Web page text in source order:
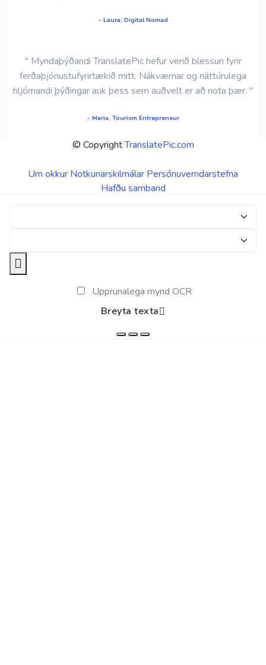
- Laura, Digital Nomad
" Myndaþýðandi TranslatePic hefur verið blessun fyrir
ferðaþjónustufyrirtækið mitt. Nákvæmar og náttúrulega
hljómandi þýðingar auk þess sem auðvelt er að nota þær. "
- Maria, Tourism Entrepreneur
© CopyrightTranslatePic.com
Um okkur Notkunarskilmálar Persónuverndarstefna
Hafðu samband
Upprunalega mynd OCR
Breyta texta